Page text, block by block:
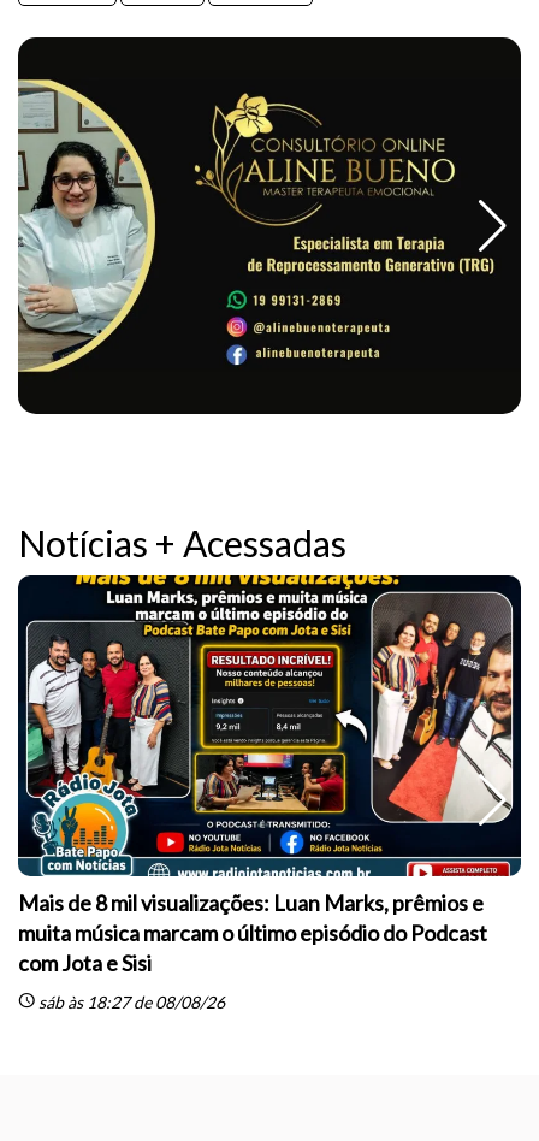
Notícias + Acessadas
Mais de 8 mil visualizações: Luan Marks, prêmios e
muita música marcam o último episódio do Podcast
com Jota e Sisi
schedule sáb às 18:27 de 08/08/26